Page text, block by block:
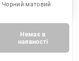
Чорний матовий
Немає в
наявності